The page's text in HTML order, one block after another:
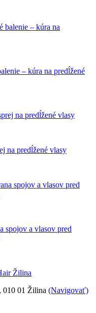
– kúra na predĺžené
na predĺžené vlasy
spojov a vlasov pred
Žilina
010 01 Žilina (Navigovať)